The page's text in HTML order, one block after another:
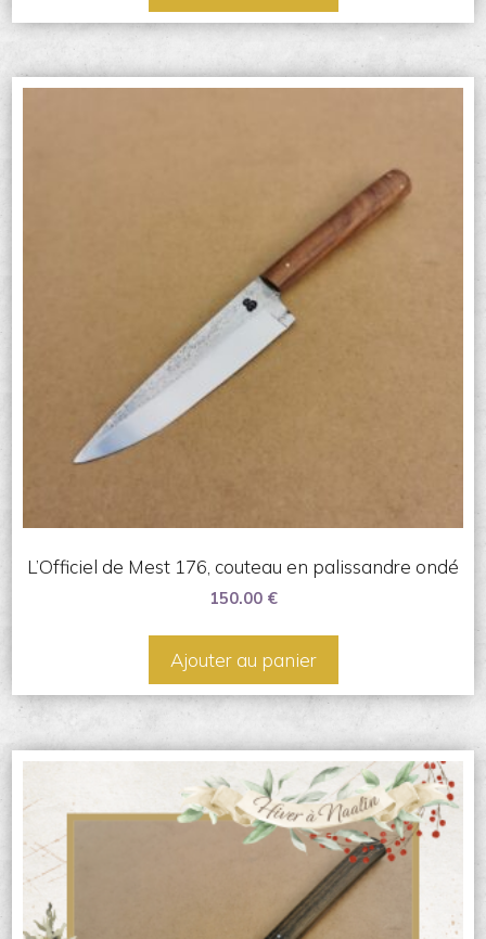
L’Officiel de Mest 176, couteau en palissandre ondé
150.00 €
Ajouter au panier